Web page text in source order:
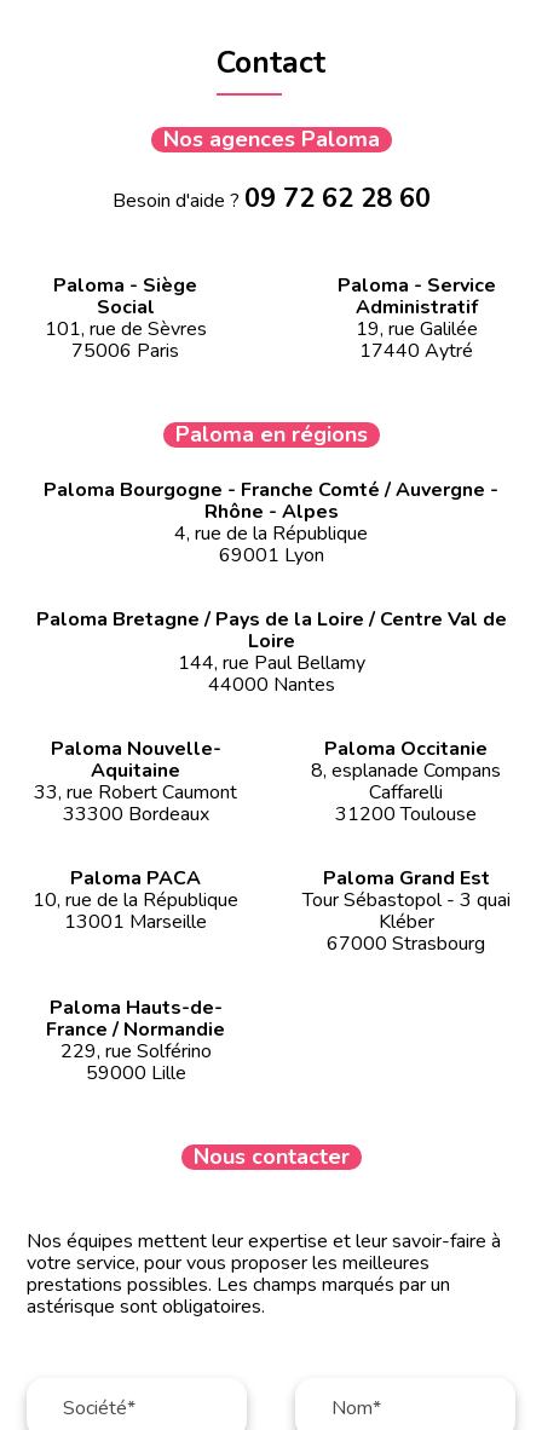
Contact
Nos agences Paloma
Besoin d'aide ? 09 72 62 28 60
Paloma - Siège
Social
101, rue de Sèvres
75006 Paris
Paloma - Service
Administratif
19, rue Galilée
17440 Aytré
Paloma en régions
Paloma Bourgogne - Franche Comté / Auvergne -
Rhône - Alpes
4, rue de la République
69001 Lyon
Paloma Bretagne / Pays de la Loire / Centre Val de
Loire
144, rue Paul Bellamy
44000 Nantes
Paloma Nouvelle-
Aquitaine
33, rue Robert Caumont
33300 Bordeaux
Paloma Occitanie
8, esplanade Compans
Caffarelli
31200 Toulouse
Paloma PACA
10, rue de la République
13001 Marseille
Paloma Grand Est
Tour Sébastopol - 3 quai
Kléber
67000 Strasbourg
Paloma Hauts-de-
France / Normandie
229, rue Solférino
59000 Lille
Nous contacter
Nos équipes mettent leur expertise et leur savoir-faire à
votre service, pour vous proposer les meilleures
prestations possibles. Les champs marqués par un
astérisque sont obligatoires.